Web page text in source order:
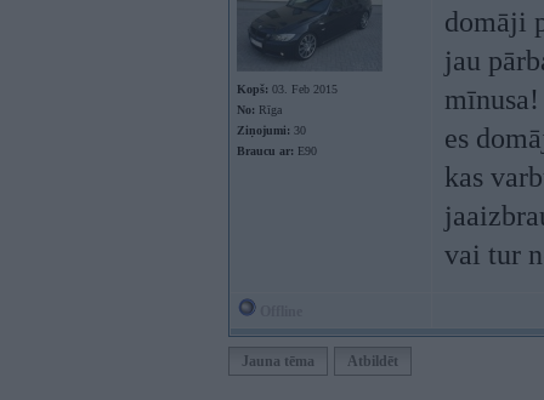
Kopš: 03. Feb 2015
No: Rīga
Ziņojumi: 30
Braucu ar: E90
domāji
jau
mīnusa!
es
kas
vai tur
Jauna tēma Atbildēt